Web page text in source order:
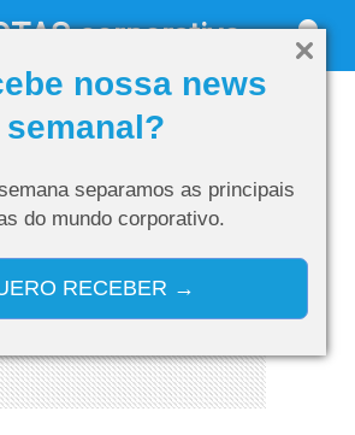
nossa news
semanal?
separamos as principais
do mundo corporativo.
RECEBER →
corporativo